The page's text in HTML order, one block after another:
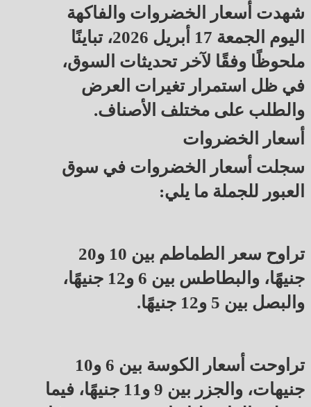
شهدت أسعار الخضروات والفاكهة
اليوم الجمعة 17 أبريل 2026، تباينًا
ملحوظًا وفقًا لآخر تحديثات السوق،
في ظل استمرار تغيرات العرض
والطلب على مختلف الأصناف.
أسعار الخضروات
سجلت أسعار الخضروات في سوق
العبور للجملة ما يلي:
تراوح سعر الطماطم بين 10 و20
جنيهًا، والبطاطس بين 6 و12 جنيهًا،
والبصل بين 5 و12 جنيهًا.
تراوحت أسعار الكوسة بين 6 و10
جنيهات، والجزر بين 9 و11 جنيهًا، فيما